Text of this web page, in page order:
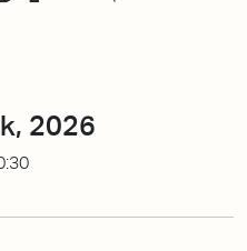
2026